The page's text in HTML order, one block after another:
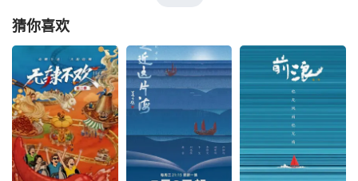
猜你喜欢